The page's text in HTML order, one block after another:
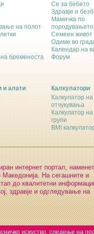
искуство, следење на
на полот
бременоста
Се за бебето
Здравје и
Мамичка по
породувањето
Семеен живот
Одиме во
Календар на
Форум
и алати
Калкулатори
Калкулатор
отчукувања
Калкулатор на
групи
BMI
интернет портал, наменет
На сегашните и
до квалитетни
здравје и одгледување на